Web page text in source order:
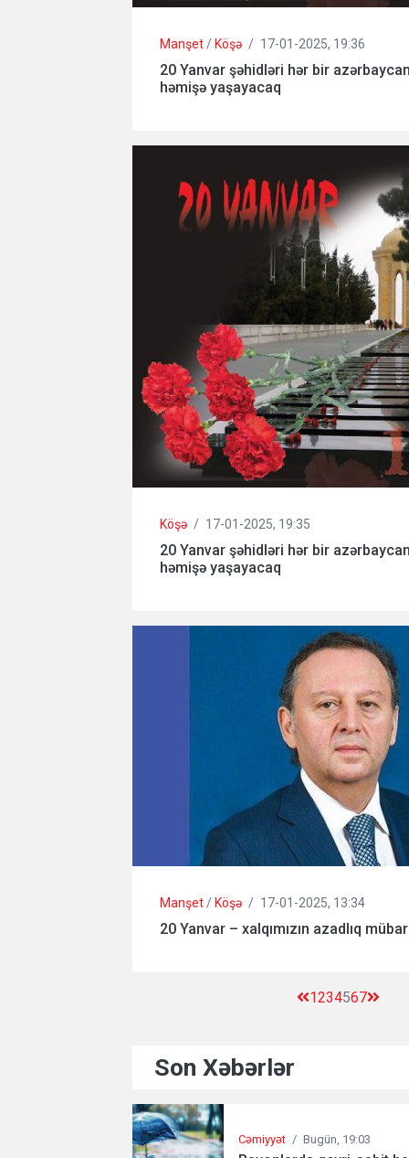
Manşet / Köşə / 17-01-2025, 19:36
20 Yanvar şəhidləri hər bir
həmişə yaşayacaq
Köşə / 17-01-2025, 19:35
20 Yanvar şəhidləri hər bir
həmişə yaşayacaq
Manşet / Köşə / 17-01-2025, 13:34
20 Yanvar – xalqımızın azadlıq
1234567
Son Xəbərlər
Cəmiyyət / Bugün, 19:03